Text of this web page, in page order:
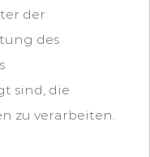
der
des
sind, die
zu verarbeiten.